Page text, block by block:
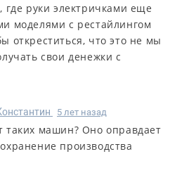
где руки электричками еще
моделями с рестайлингом
что это не мы
свои денежки с
5 лет назад
таких машин? Оно оправдает
производства